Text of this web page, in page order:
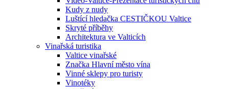
Kudy z nudy
Luštící hledačka CESTIČKOU Valtice
Skryté příběhy
Architektura ve Valticích
Vinařská turistika
Valtice vinařské
Značka Hlavní město vína
Vinné sklepy pro turisty
Vinotéky